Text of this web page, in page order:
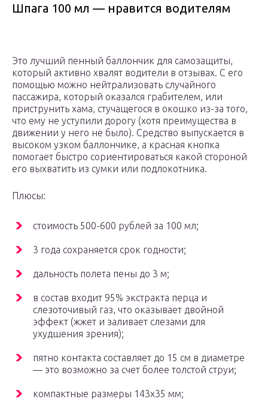
Шпага 100 мл — нравится водителям
Это лучший пенный баллончик для самозащиты,
который активно хвалят водители в отзывах. С его
помощью можно нейтрализовать случайного
пассажира, который оказался грабителем, или
приструнить хама, стучащегося в окошко из-за того,
что ему не уступили дорогу (хотя преимущества в
движении у него не было). Средство выпускается в
высоком узком баллончике, а красная кнопка
помогает быстро сориентироваться какой стороной
его выхватить из сумки или подлокотника.
Плюсы:
стоимость 500-600 рублей за 100 мл;
3 года сохраняется срок годности;
дальность полета пены до 3 м;
в состав входит 95% экстракта перца и
слезоточивый газ, что оказывает двойной
эффект (жжет и заливает слезами для
ухудшения зрения);
пятно контакта составляет до 15 см в диаметре
— это возможно за счет более толстой струи;
компактные размеры 143х35 мм;